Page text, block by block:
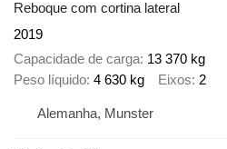
Reboque com cortina lateral
2019
Capacidade de carga 13 370 kg
Peso líquido 4 630 kg Eixos 2
Alemanha, Munster